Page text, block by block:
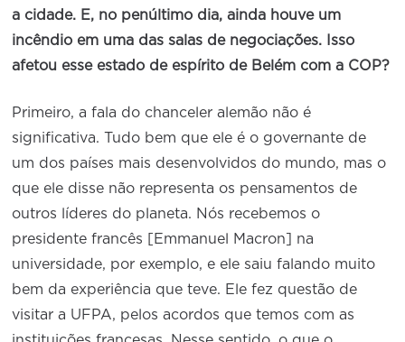
a cidade. E, no penúltimo dia, ainda houve um
incêndio em uma das salas de negociações. Isso
afetou esse estado de espírito de Belém com a COP?
Primeiro, a fala do chanceler alemão não é
significativa. Tudo bem que ele é o governante de
um dos países mais desenvolvidos do mundo, mas o
que ele disse não representa os pensamentos de
outros líderes do planeta. Nós recebemos o
presidente francês [Emmanuel Macron] na
universidade, por exemplo, e ele saiu falando muito
bem da experiência que teve. Ele fez questão de
visitar a UFPA, pelos acordos que temos com as